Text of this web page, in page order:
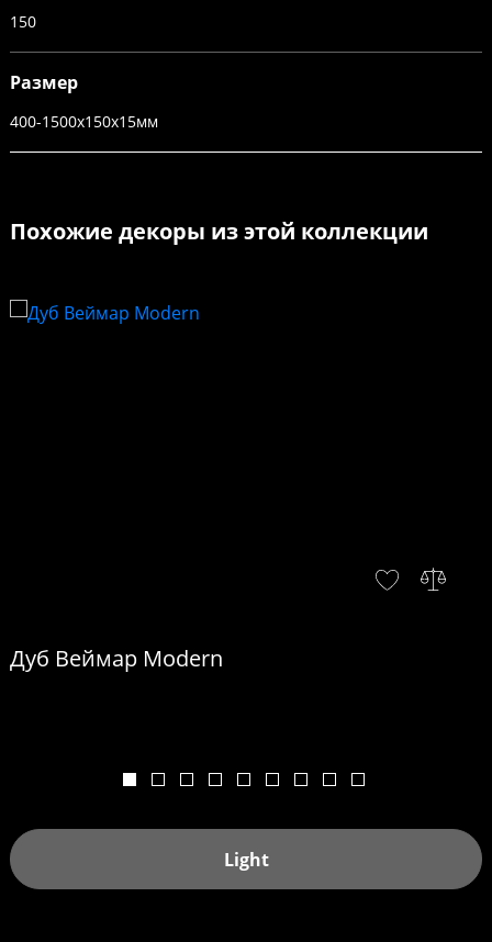
150
Размер
400-1500x150x15мм
Похожие декоры из этой коллекции
Дуб Веймар Modern
Light